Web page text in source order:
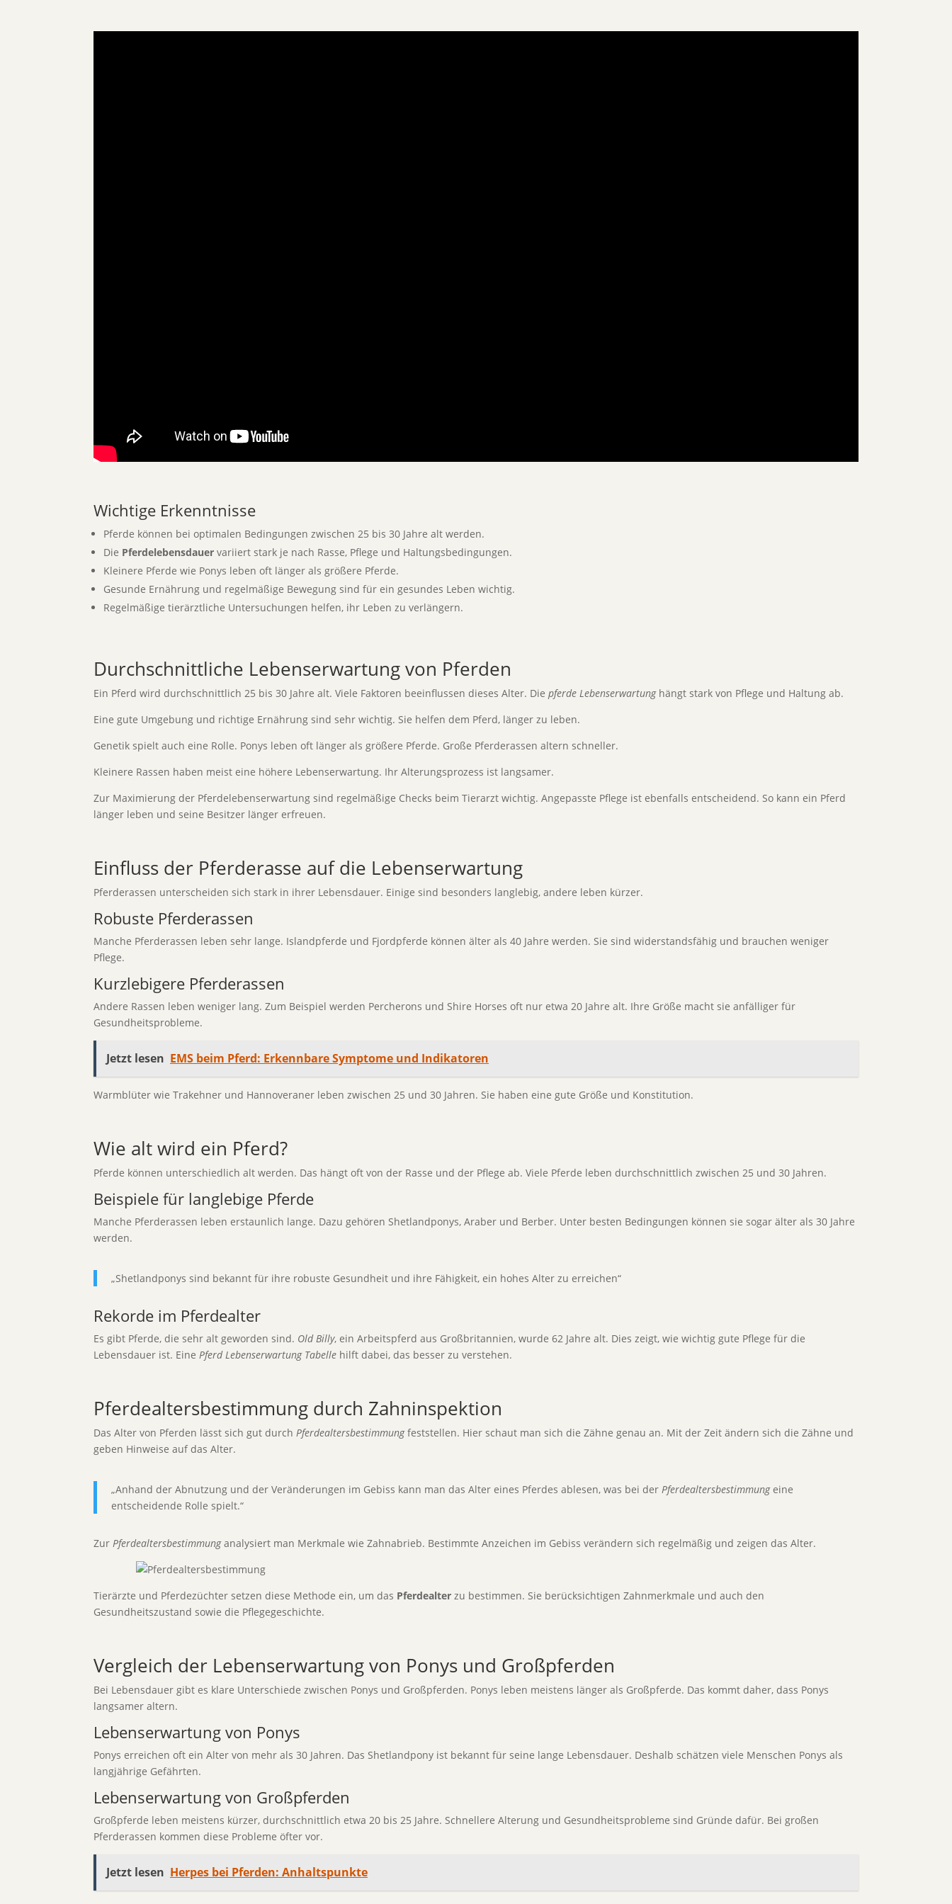
Wichtige Erkenntnisse
Pferde können bei optimalen Bedingungen zwischen 25 bis 30 Jahre alt werden.
Die Pferdelebensdauer variiert stark je nach Rasse, Pflege und Haltungsbedingungen.
Kleinere Pferde wie Ponys leben oft länger als größere Pferde.
Gesunde Ernährung und regelmäßige Bewegung sind für ein gesundes Leben wichtig.
Regelmäßige tierärztliche Untersuchungen helfen, ihr Leben zu verlängern.
Durchschnittliche Lebenserwartung von Pferden
Ein Pferd wird durchschnittlich 25 bis 30 Jahre alt. Viele Faktoren beeinflussen dieses Alter. Die pferde Lebenserwartunghängt stark von Pflege und Haltung ab.
Eine gute Umgebung und richtige Ernährung sind sehr wichtig. Sie helfen dem Pferd, länger zu leben.
Genetik spielt auch eine Rolle. Ponys leben oft länger als größere Pferde. Große Pferderassen altern schneller.
Kleinere Rassen haben meist eine höhere Lebenserwartung. Ihr Alterungsprozess ist langsamer.
Zur Maximierung der Pferdelebenserwartung sind regelmäßige Checks beim Tierarzt wichtig. Angepasste Pflege ist ebenfalls entscheidend. So kann ein Pferd
länger leben und seine Besitzer länger erfreuen.
Einfluss der Pferderasse auf die Lebenserwartung
Pferderassen unterscheiden sich stark in ihrer Lebensdauer. Einige sind besonders langlebig, andere leben kürzer.
Robuste Pferderassen
Manche Pferderassen leben sehr lange. Islandpferde und Fjordpferde können älter als 40 Jahre werden. Sie sind widerstandsfähig und brauchen weniger
Pflege.
Kurzlebigere Pferderassen
Andere Rassen leben weniger lang. Zum Beispiel werden Percherons und Shire Horses oft nur etwa 20 Jahre alt. Ihre Größe macht sie anfälliger für
Gesundheitsprobleme.
Jetzt lesen EMS beim Pferd: Erkennbare Symptome und Indikatoren
Warmblüter wie Trakehner und Hannoveraner leben zwischen 25 und 30 Jahren. Sie haben eine gute Größe und Konstitution.
Wie alt wird ein Pferd?
Pferde können unterschiedlich alt werden. Das hängt oft von der Rasse und der Pflege ab. Viele Pferde leben durchschnittlich zwischen 25 und 30 Jahren.
Beispiele für langlebige Pferde
Manche Pferderassen leben erstaunlich lange. Dazu gehören Shetlandponys, Araber und Berber. Unter besten Bedingungen können sie sogar älter als 30 Jahre
werden.
„Shetlandponys sind bekannt für ihre robuste Gesundheit und ihre Fähigkeit, ein hohes Alter zu erreichen“
Rekorde im Pferdealter
Es gibt Pferde, die sehr alt geworden sind. Old Billy, ein Arbeitspferd aus Großbritannien, wurde 62 Jahre alt. Dies zeigt, wie wichtig gute Pflege für die
Lebensdauer ist. Eine Pferd Lebenserwartung Tabelle hilft dabei, das besser zu verstehen.
Pferdealtersbestimmung durch Zahninspektion
Das Alter von Pferden lässt sich gut durch Pferdealtersbestimmungfeststellen. Hier schaut man sich die Zähne genau an. Mit der Zeit ändern sich die Zähne und
geben Hinweise auf das Alter.
„Anhand der Abnutzung und der Veränderungen im Gebiss kann man das Alter eines Pferdes ablesen, was bei der Pferdealtersbestimmungeine
entscheidende Rolle spielt.“
Zur Pferdealtersbestimmunganalysiert man Merkmale wie Zahnabrieb. Bestimmte Anzeichen im Gebiss verändern sich regelmäßig und zeigen das Alter.
Tierärzte und Pferdezüchter setzen diese Methode ein, um das Pferdealter zu bestimmen. Sie berücksichtigen Zahnmerkmale und auch den
Gesundheitszustand sowie die Pflegegeschichte.
Vergleich der Lebenserwartung von Ponys und Großpferden
Bei Lebensdauer gibt es klare Unterschiede zwischen Ponys und Großpferden. Ponys leben meistens länger als Großpferde. Das kommt daher, dass Ponys
langsamer altern.
Lebenserwartung von Ponys
Ponys erreichen oft ein Alter von mehr als 30 Jahren. Das Shetlandpony ist bekannt für seine lange Lebensdauer. Deshalb schätzen viele Menschen Ponys als
langjährige Gefährten.
Lebenserwartung von Großpferden
Großpferde leben meistens kürzer, durchschnittlich etwa 20 bis 25 Jahre. Schnellere Alterung und Gesundheitsprobleme sind Gründe dafür. Bei großen
Pferderassen kommen diese Probleme öfter vor.
Jetzt lesen Herpes bei Pferden: Anhaltspunkte